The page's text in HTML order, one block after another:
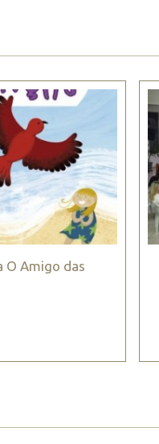
O Amigo das